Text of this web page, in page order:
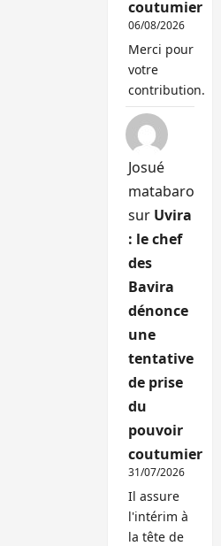
coutumier
06/08/2026
Merci pour
votre
contribution.
Josué
matabaro
sur Uvira
: le chef
des
Bavira
dénonce
une
tentative
de prise
du
pouvoir
coutumier
31/07/2026
Il assure
l'intérim à
la tête de